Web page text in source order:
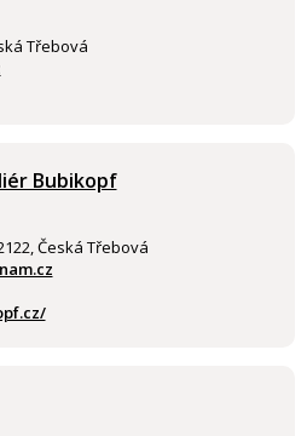
Třebová
Bubikopf
Česká Třebová